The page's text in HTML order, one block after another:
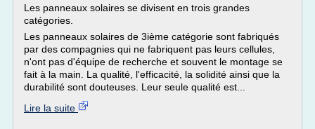
Les panneaux solaires se divisent en trois grandes
catégories.
Les panneaux solaires de 3ième catégorie sont fabriqués
par des compagnies qui ne fabriquent pas leurs cellules,
n'ont pas d'équipe de recherche et souvent le montage se
fait à la main. La qualité, l'efficacité, la solidité ainsi que la
durabilité sont douteuses. Leur seule qualité est...
Lire la suite